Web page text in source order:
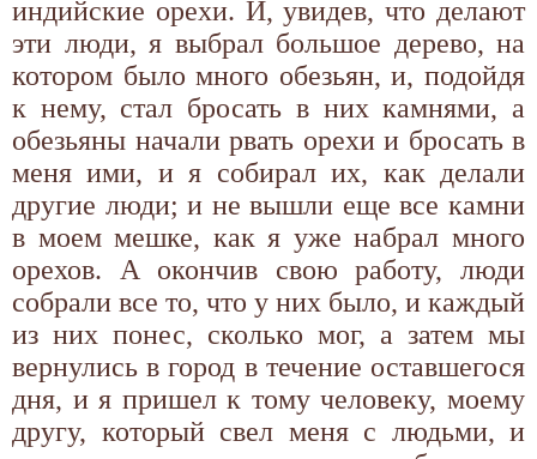
индийские орехи. И, увидев, что делают
эти люди, я выбрал большое дерево, на
котором было много обезьян, и, подойдя
к нему, стал бросать в них камнями, а
обезьяны начали рвать орехи и бросать в
меня ими, и я собирал их, как делали
другие люди; и не вышли еще все камни
в моем мешке, как я уже набрал много
орехов. А окончив свою работу, люди
собрали все то, что у них было, и каждый
из них понес, сколько мог, а затем мы
вернулись в город в течение оставшегося
дня, и я пришел к тому человеку, моему
другу, который свел меня с людьми, и